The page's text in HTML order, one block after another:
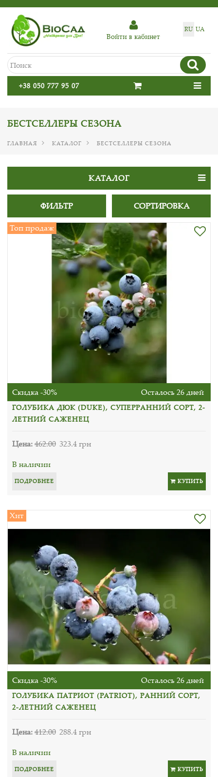
RU UA
Войти в кабинет
+38 050 777 95 07
БЕСТСЕЛЛЕРЫ СЕЗОНА
ГЛАВНАЯ КАТАЛОГ БЕСТСЕЛЛЕРЫ СЕЗОНА
КАТАЛОГ
ФИЛЬТР СОРТИРОВКА
Топ продаж
Скидка -30% Осталось 26 дней
ГОЛУБИКА ДЮК (DUKE), СУПЕРРАННИЙ СОРТ, 2-
ЛЕТНИЙ САЖЕНЕЦ
Цена:462.00 323.4 грн
В наличии
ПОДРОБНЕЕ КУПИТЬ
Хит
Скидка -30% Осталось 26 дней
ГОЛУБИКА ПАТРИОТ (PATRIOT), РАННИЙ СОРТ,
2-ЛЕТНИЙ САЖЕНЕЦ
Цена:412.00 288.4 грн
В наличии
ПОДРОБНЕЕ КУПИТЬ